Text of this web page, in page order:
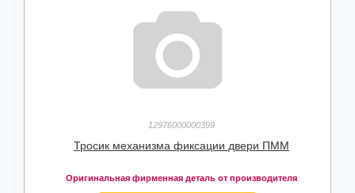
12976000000399
Тросик механизма фиксации двери ПММ
Оригинальная фирменная деталь от производителя